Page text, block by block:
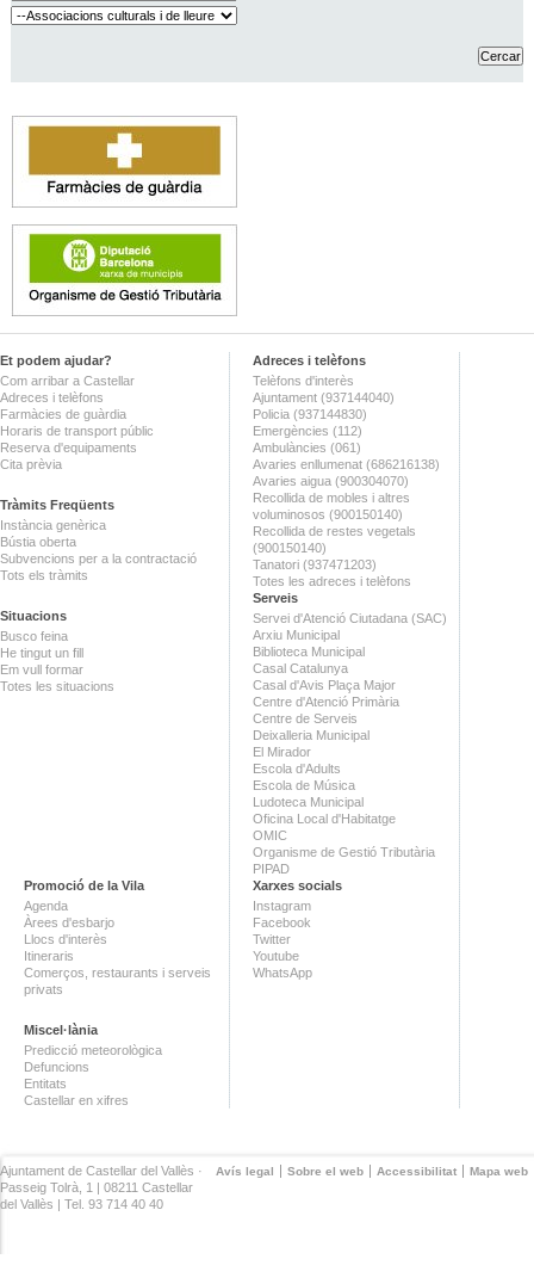
Et podem ajudar?
Com arribar a Castellar
Adreces i telèfons
Farmàcies de guàrdia
Horaris de transport públic
Reserva d'equipaments
Cita prèvia
Tràmits Freqüents
Instància genèrica
Bústia oberta
Subvencions per a la contractació
Tots els tràmits
Situacions
Busco feina
He tingut un fill
Em vull formar
Totes les situacions
Adreces i telèfons
Telèfons d'interès
Ajuntament (937144040)
Policia (937144830)
Emergències (112)
Ambulàncies (061)
Avaries enllumenat (686216138)
Avaries aigua (900304070)
Recollida de mobles i altres
voluminosos (900150140)
Recollida de restes vegetals
(900150140)
Tanatori (937471203)
Totes les adreces i telèfons
Serveis
Servei d'Atenció Ciutadana (SAC)
Arxiu Municipal
Biblioteca Municipal
Casal Catalunya
Casal d'Avis Plaça Major
Centre d'Atenció Primària
Centre de Serveis
Deixalleria Municipal
El Mirador
Escola d'Adults
Escola de Música
Ludoteca Municipal
Oficina Local d'Habitatge
OMIC
Organisme de Gestió Tributària
PIPAD
Promoció de la Vila
Agenda
Àrees d'esbarjo
Llocs d'interès
Itineraris
Comerços, restaurants i serveis
privats
Miscel·lània
Predicció meteorològica
Defuncions
Entitats
Castellar en xifres
Xarxes socials
Instagram
Facebook
Twitter
Youtube
WhatsApp
Avís legal Sobre el web Accessibilitat Mapa web
Ajuntament de Castellar del Vallès ·
Passeig Tolrà, 1 | 08211 Castellar
del Vallès | Tel. 93 714 40 40